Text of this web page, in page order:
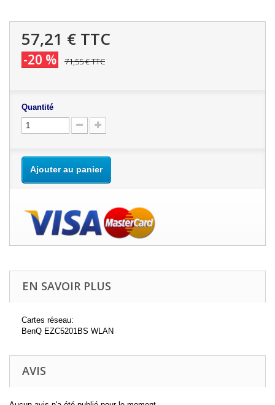
57,21 € TTC
-20 % 71,55 €TTC
Quantité
Ajouter au panier
EN SAVOIR PLUS
Cartes réseau:
BenQ EZC5201BS WLAN
AVIS